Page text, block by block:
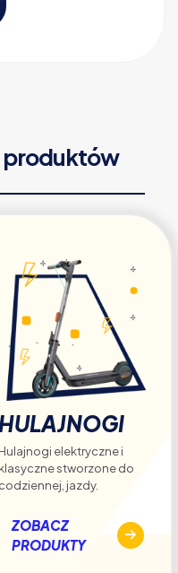
produktów
HULAJNOGI
Hulajnogi elektryczne i
klasyczne stworzone do
codziennej, jazdy.
ZOBACZ
PRODUKTY